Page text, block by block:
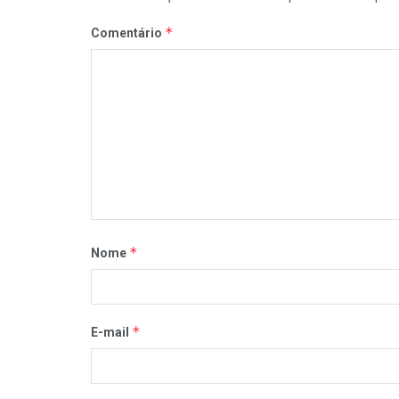
Comentário *
Nome *
E-mail *